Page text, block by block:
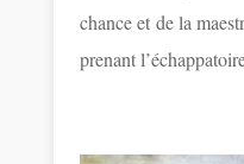
chance et de la
prenant